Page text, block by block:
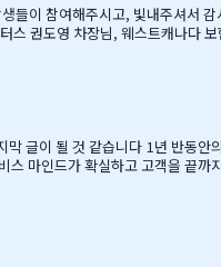
이 참여해주시고, 빛내주셔서
권도영 차장님, 웨스트캐나다
막으로 요번 행사를 진행해주신
글이 될 것 같습니다 1년 반동
마인드가 확실하고 고객을 끝
주에 큰애는 6학년 남자 애들